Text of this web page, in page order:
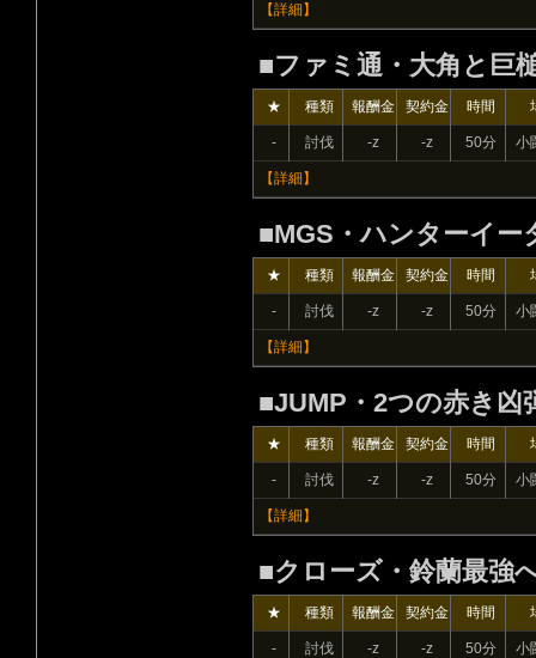
【詳細】
■ファミ通・大角と巨
★ 種類 報酬金 契約金 時間
- 討伐 -z -z 50分 小
【詳細】
■MGS・ハンターイー
★ 種類 報酬金 契約金 時間
- 討伐 -z -z 50分 小
【詳細】
■JUMP・2つの赤き凶
★ 種類 報酬金 契約金 時間
- 討伐 -z -z 50分 小
【詳細】
■クローズ・鈴蘭最強
★ 種類 報酬金 契約金 時間
- 討伐 -z -z 50分 小